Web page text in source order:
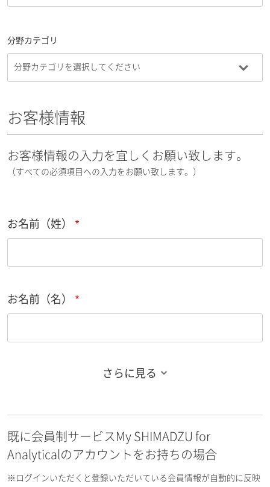
分野カテゴリ
お客様情報
お客様情報の入力を宜しくお願い致します。
（すべての必須項目への入力をお願い致します。）
お名前（姓）
お名前（名）
お名前フリガナ（名）
さらに見る
既に会員制サービスMy SHIMADZU for
Analyticalのアカウントをお持ちの場合
※ログインいただくと登録いただいている会員情報が自動的に反映